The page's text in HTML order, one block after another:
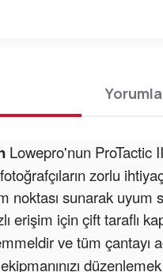
Lowepro'nun ProTactic
zorlu
noktası sunarak uyum
erişim için çift taraflı
ve tüm çantayı